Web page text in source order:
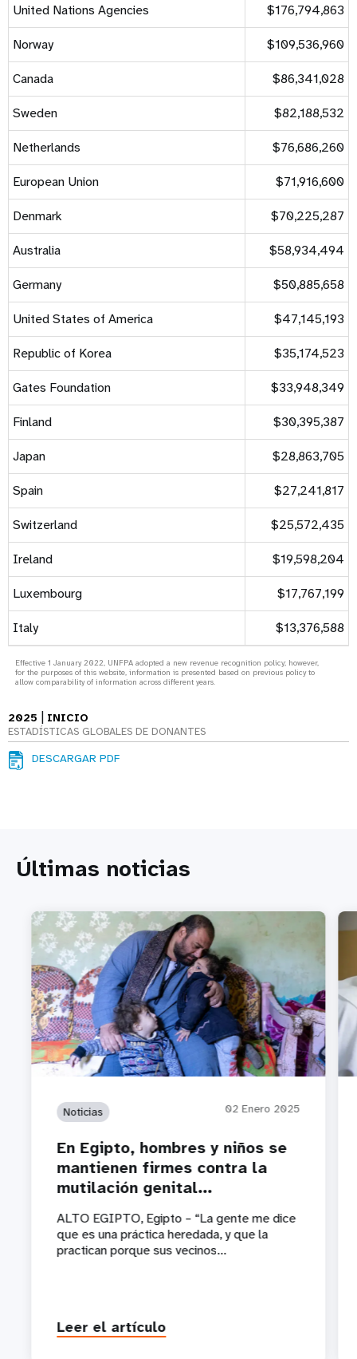
United Nations Agencies $176,794,863
Norway $109,536,960
Canada $86,341,028
Sweden $82,188,532
Netherlands $76,686,260
European Union $71,916,600
Denmark $70,225,287
Australia $58,934,494
Germany $50,885,658
United States of America $47,145,193
Republic of Korea $35,174,523
Gates Foundation $33,948,349
Finland $30,395,387
Japan $28,863,705
Spain $27,241,817
Switzerland $25,572,435
Ireland $19,598,204
Luxembourg $17,767,199
Italy $13,376,588
Effective 1 January 2022, UNFPA adopted a new revenue recognition policy; however,
for the purposes of this website, information is presented based on previous policy to
allow comparability of information across different years.
2025 INICIO
ESTADÍSTICAS GLOBALES DE DONANTES
DESCARGAR PDF
Últimas noticias
Noticias 02 Enero 2025
En Egipto, hombres y niños se
mantienen firmes contra la
mutilación genital...
ALTO EGIPTO, Egipto – “La gente me dice
que es una práctica heredada, y que la
practican porque sus vecinos...
Leer el artículo